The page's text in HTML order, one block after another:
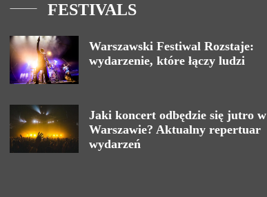
FESTIVALS
Warszawski Festiwal Rozstaje:
wydarzenie, które łączy ludzi
Jaki koncert odbędzie się jutro w
Warszawie? Aktualny repertuar
wydarzeń